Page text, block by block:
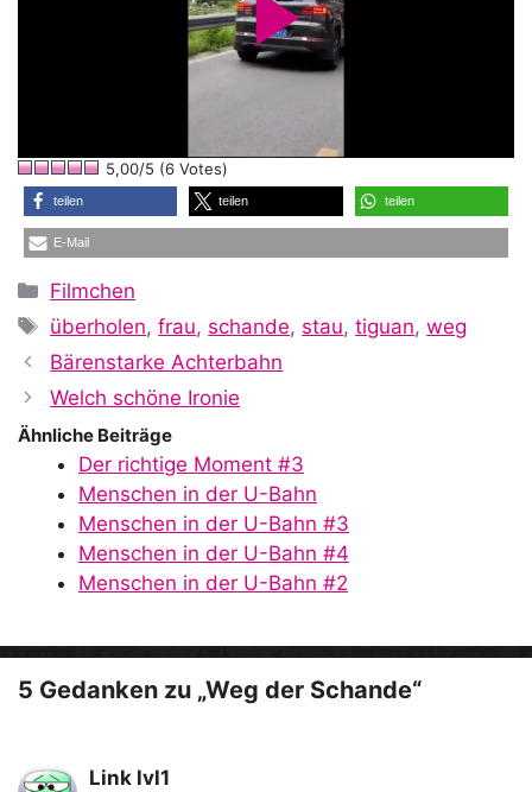
P
l
a
y
V
i
d
e
o
5,00/5 (6 Votes)
teilen teilen teilen
E-Mail
Kategorien
Filmchen
Schlagwörter
überholen,frau, schande, stau,tiguan,weg
Bärenstarke Achterbahn
Welch schöne Ironie
Ähnliche Beiträge
Der richtige Moment #3
Menschen in der U-Bahn
Menschen in der U-Bahn #3
Menschen in der U-Bahn #4
Menschen in der U-Bahn #2
5 Gedanken zu „Weg der Schande“
Link lvl1